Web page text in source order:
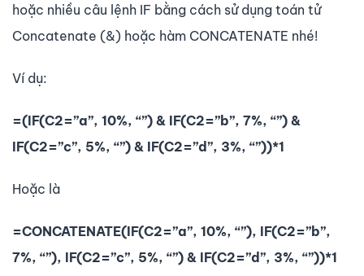
hoặc nhiều câu lệnh IF bằng cách sử dụng toán tử
Concatenate (&) hoặc hàm CONCATENATE nhé!
Ví dụ:
=(IF(C2=”a”, 10%, “”) & IF(C2=”b”, 7%, “”) &
IF(C2=”c”, 5%, “”) & IF(C2=”d”, 3%, “”))*1
Hoặc là
=CONCATENATE(IF(C2=”a”, 10%, “”), IF(C2=”b”,
7%, “”), IF(C2=”c”, 5%, “”) & IF(C2=”d”, 3%, “”))*1